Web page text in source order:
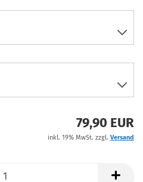
79,90 EUR
inkl. 19% MwSt. zzgl. Versand